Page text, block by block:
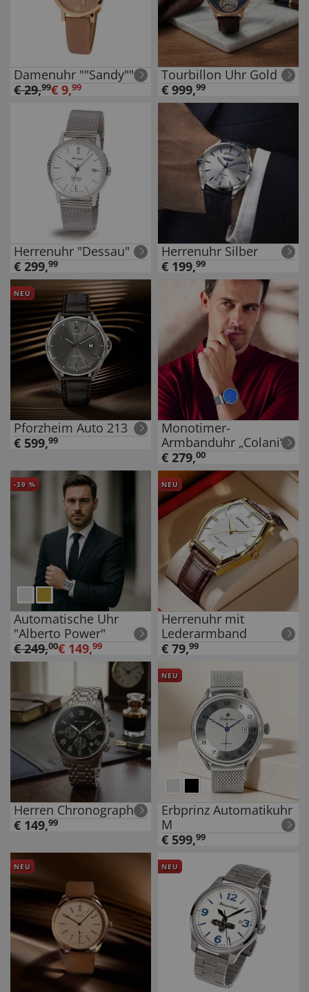
Damenuhr ""Sandy""
€29,99€ 9,99
Tourbillon Uhr Gold
€ 999,99
Herrenuhr "Dessau"
€ 299,99
Herrenuhr Silber
€ 199,99
NEU
Pforzheim Auto 213
€ 599,99
Monotimer-
Armbanduhr „Colani“
€ 279,00
-39 %
Automatische Uhr
"Alberto Power"
€249,00€ 149,99
NEU
Herrenuhr mit
Lederarmband
€ 79,99
Herren Chronograph
€ 149,99
NEU
Erbprinz Automatikuhr
M
€ 599,99
NEU NEU